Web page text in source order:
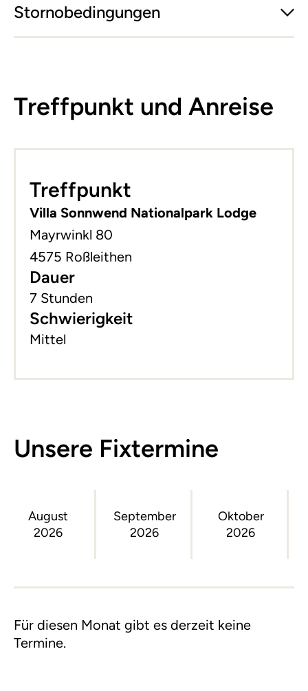
Stornobedingungen
Treffpunkt und Anreise
−
Treffpunkt
Villa Sonnwend Nationalpark Lodge
Mayrwinkl 80
4575 Roßleithen
Dauer
7 Stunden
Schwierigkeit
Mittel
Unsere Fixtermine
August
2026
September
2026
Oktober
2026
Für diesen Monat gibt es derzeit keine
Termine.